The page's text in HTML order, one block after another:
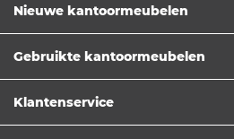
Nieuwe kantoormeubelen
Gebruikte kantoormeubelen
Klantenservice